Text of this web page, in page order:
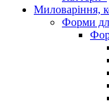
Миловаріння,
Форми